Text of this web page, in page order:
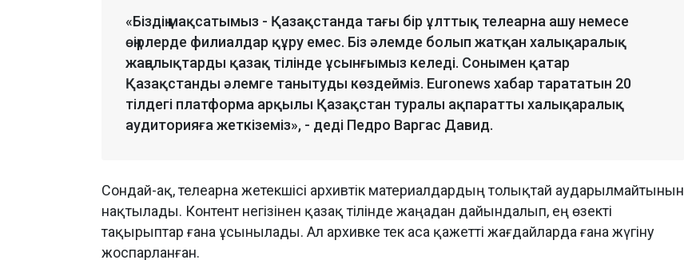
«Біздің мақсатымыз - Қазақстанда тағы бір ұлттық телеарна ашу немесе
өңірлерде филиалдар құру емес. Біз әлемде болып жатқан халықаралық
жаңалықтарды қазақ тілінде ұсынғымыз келеді. Сонымен қатар
Қазақстанды әлемге танытуды көздейміз. Euronews хабар тарататын 20
тілдегі платформа арқылы Қазақстан туралы ақпаратты халықаралық
аудиторияға жеткіземіз», - деді Педро Варгас Давид.
Сондай-ақ, телеарна жетекшісі архивтік материалдардың толықтай аударылмайтынын
нақтылады. Контент негізінен қазақ тілінде жаңадан дайындалып, ең өзекті
тақырыптар ғана ұсынылады. Ал архивке тек аса қажетті жағдайларда ғана жүгіну
жоспарланған.